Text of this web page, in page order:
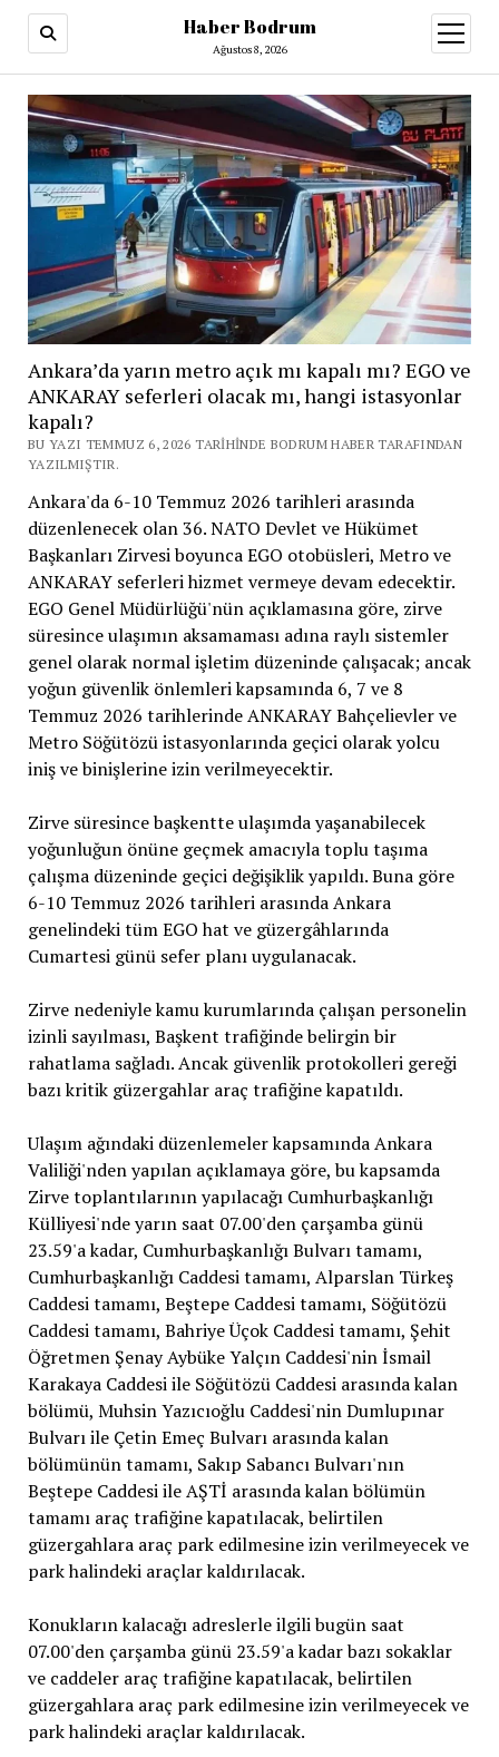
Haber Bodrum
Ağustos 8, 2026
aç
Ankara’da yarın metro açık mı kapalı mı? EGO ve
ANKARAY seferleri olacak mı, hangi istasyonlar
kapalı?
BU YAZI TEMMUZ 6, 2026 TARIHINDE BODRUM HABER TARAFINDAN
YAZILMIŞTIR.
Ankara'da 6-10 Temmuz 2026 tarihleri arasında
düzenlenecek olan 36. NATO Devlet ve Hükümet
Başkanları Zirvesi boyunca EGO otobüsleri, Metro ve
ANKARAY seferleri hizmet vermeye devam edecektir.
EGO Genel Müdürlüğü'nün açıklamasına göre, zirve
süresince ulaşımın aksamaması adına raylı sistemler
genel olarak normal işletim düzeninde çalışacak; ancak
yoğun güvenlik önlemleri kapsamında 6, 7 ve 8
Temmuz 2026 tarihlerinde ANKARAY Bahçelievler ve
Metro Söğütözü istasyonlarında geçici olarak yolcu
iniş ve binişlerine izin verilmeyecektir.
Zirve süresince başkentte ulaşımda yaşanabilecek
yoğunluğun önüne geçmek amacıyla toplu taşıma
çalışma düzeninde geçici değişiklik yapıldı. Buna göre
6-10 Temmuz 2026 tarihleri arasında Ankara
genelindeki tüm EGO hat ve güzergâhlarında
Cumartesi günü sefer planı uygulanacak.
Zirve nedeniyle kamu kurumlarında çalışan personelin
izinli sayılması, Başkent trafiğinde belirgin bir
rahatlama sağladı. Ancak güvenlik protokolleri gereği
bazı kritik güzergahlar araç trafiğine kapatıldı.
Ulaşım ağındaki düzenlemeler kapsamında Ankara
Valiliği'nden yapılan açıklamaya göre, bu kapsamda
Zirve toplantılarının yapılacağı Cumhurbaşkanlığı
Külliyesi'nde yarın saat 07.00'den çarşamba günü
23.59'a kadar, Cumhurbaşkanlığı Bulvarı tamamı,
Cumhurbaşkanlığı Caddesi tamamı, Alparslan Türkeş
Caddesi tamamı, Beştepe Caddesi tamamı, Söğütözü
Caddesi tamamı, Bahriye Üçok Caddesi tamamı, Şehit
Öğretmen Şenay Aybüke Yalçın Caddesi'nin İsmail
Karakaya Caddesi ile Söğütözü Caddesi arasında kalan
bölümü, Muhsin Yazıcıoğlu Caddesi'nin Dumlupınar
Bulvarı ile Çetin Emeç Bulvarı arasında kalan
bölümünün tamamı, Sakıp Sabancı Bulvarı'nın
Beştepe Caddesi ile AŞTİ arasında kalan bölümün
tamamı araç trafiğine kapatılacak, belirtilen
güzergahlara araç park edilmesine izin verilmeyecek ve
park halindeki araçlar kaldırılacak.
Konukların kalacağı adreslerle ilgili bugün saat
07.00'den çarşamba günü 23.59'a kadar bazı sokaklar
ve caddeler araç trafiğine kapatılacak, belirtilen
güzergahlara araç park edilmesine izin verilmeyecek ve
park halindeki araçlar kaldırılacak.